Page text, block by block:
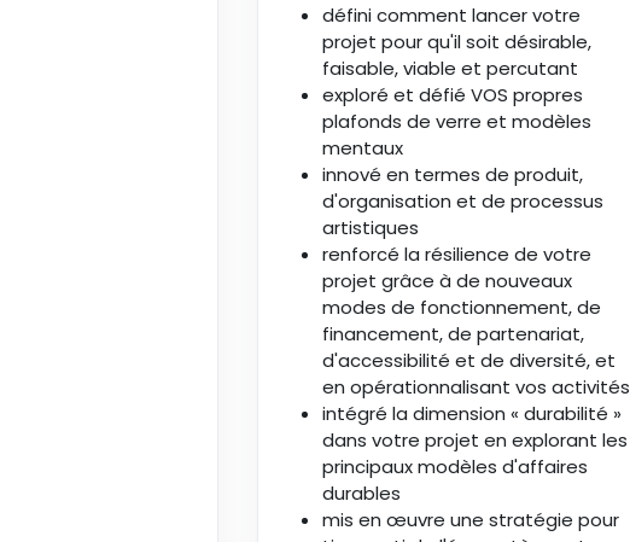
défini comment lancer votre
projet pour qu'il soit désirable,
faisable, viable et percutant
exploré et défié VOS propres
plafonds de verre et modèles
mentaux
innové en termes de produit,
d'organisation et de processus
artistiques
renforcé la résilience de votre
projet grâce à de nouveaux
modes de fonctionnement, de
financement, de partenariat,
d'accessibilité et de diversité, et
en opérationnalisant vos activités
intégré la dimension « durabilité »
dans votre projet en explorant les
principaux modèles d'affaires
durables
mis en œuvre une stratégie pour